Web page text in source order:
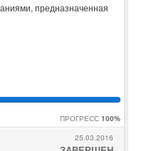
предназначенная
ПРОГРЕСС 100%
25.03.2016